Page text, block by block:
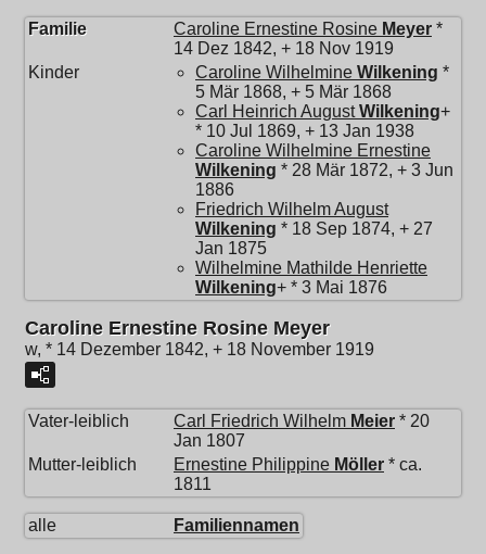
Familie Caroline Ernestine Rosine Meyer *
14 Dez 1842, + 18 Nov 1919
Kinder
Caroline Wilhelmine Wilkening *
5 Mär 1868, + 5 Mär 1868
Carl Heinrich August Wilkening+
* 10 Jul 1869, + 13 Jan 1938
Caroline Wilhelmine Ernestine
Wilkening * 28 Mär 1872, + 3 Jun
1886
Friedrich Wilhelm August
Wilkening * 18 Sep 1874, + 27
Jan 1875
Wilhelmine Mathilde Henriette
Wilkening+ * 3 Mai 1876
Caroline Ernestine Rosine Meyer
w, * 14 Dezember 1842, + 18 November 1919
Vater-leiblich Carl Friedrich Wilhelm Meier * 20
Jan 1807
Mutter-leiblich
Ernestine Philippine Möller * ca.
1811
alle Familiennamen